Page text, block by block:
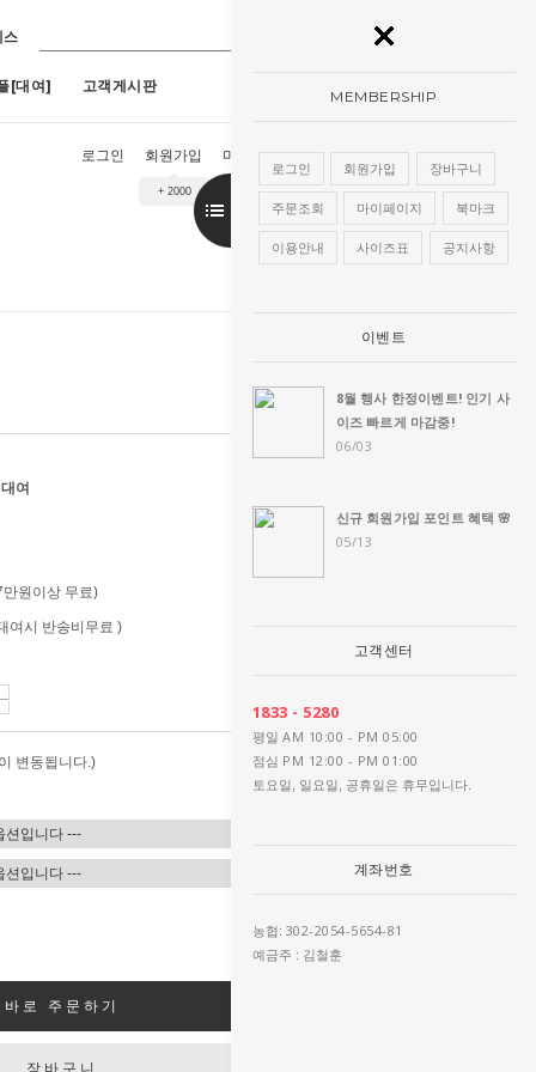
[대여] 고객게시판
[구매]아루네스진주 (1호~13호) [구매]아란한복드레스(핑크)(1호~13
로그인 회원가입
+ 2000
마이페이지 장바구니 주문조회
MEMBERSHIP
로그인 회원가입 장바구니
주문조회 마이페이지 북마크
이용안내 사이즈표 공지사항
이벤트
8월 행사 한정이벤트! 인기 사
이즈 빠르게 마감중!
06/03
신규 회원가입 포인트 혜택 🌸
05/13
고객센터
1833 - 5280
평일 AM 10:00 - PM 05:00
점심 PM 12:00 - PM 01:00
토요일, 일요일, 공휴일은 휴무입니다.
계좌번호
농협: 302-2054-5654-81
예금주 : 김철훈
여
원이상 무료)
여시 반송비무료 )
변동됩니다.)
바로 주문하기
장바구니